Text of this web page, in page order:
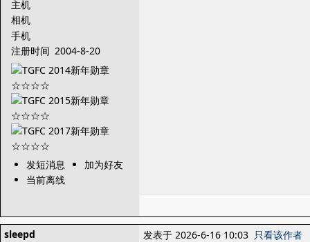
主机
相机
手机
注册时间 2004-8-20
发短消息
加为好友
当前离线
sleepd
发表于 2026-6-16 10:03 只看该作者